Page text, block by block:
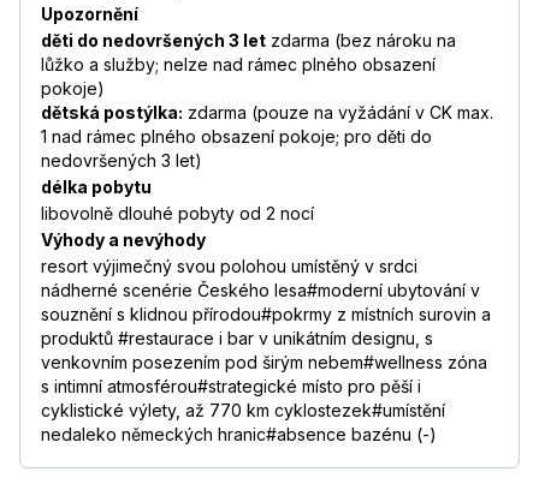
Upozornění
děti do nedovršených 3 let zdarma (bez nároku na
lůžko a služby; nelze nad rámec plného obsazení
pokoje)
dětská postýlka: zdarma (pouze na vyžádání v CK max.
1 nad rámec plného obsazení pokoje; pro děti do
nedovršených 3 let)
délka pobytu
libovolně dlouhé pobyty od 2 nocí
Výhody a nevýhody
resort výjimečný svou polohou umístěný v srdci
nádherné scenérie Českého lesa#moderní ubytování v
souznění s klidnou přírodou#pokrmy z místních surovin a
produktů #restaurace i bar v unikátním designu, s
venkovním posezením pod širým nebem#wellness zóna
s intimní atmosférou#strategické místo pro pěší i
cyklistické výlety, až 770 km cyklostezek#umístění
nedaleko německých hranic#absence bazénu (-)